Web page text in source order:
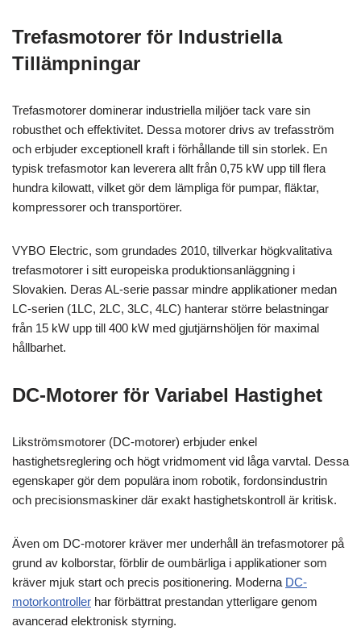
Trefasmotorer för Industriella
Tillämpningar
Trefasmotorer dominerar industriella miljöer tack vare sin
robusthet och effektivitet. Dessa motorer drivs av trefasström
och erbjuder exceptionell kraft i förhållande till sin storlek. En
typisk trefasmotor kan leverera allt från 0,75 kW upp till flera
hundra kilowatt, vilket gör dem lämpliga för pumpar, fläktar,
kompressorer och transportörer.
VYBO Electric, som grundades 2010, tillverkar högkvalitativa
trefasmotorer i sitt europeiska produktionsanläggning i
Slovakien. Deras AL-serie passar mindre applikationer medan
LC-serien (1LC, 2LC, 3LC, 4LC) hanterar större belastningar
från 15 kW upp till 400 kW med gjutjärnshöljen för maximal
hållbarhet.
DC-Motorer för Variabel Hastighet
Likströmsmotorer (DC-motorer) erbjuder enkel
hastighetsreglering och högt vridmoment vid låga varvtal. Dessa
egenskaper gör dem populära inom robotik, fordonsindustrin
och precisionsmaskiner där exakt hastighetskontroll är kritisk.
Även om DC-motorer kräver mer underhåll än trefasmotorer på
grund av kolborstar, förblir de oumbärliga i applikationer som
kräver mjuk start och precis positionering. Moderna DC-
motorkontroller har förbättrat prestandan ytterligare genom
avancerad elektronisk styrning.